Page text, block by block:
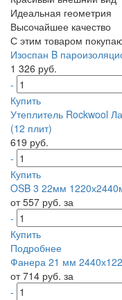
Идеальная геометрия
Высочайшее качество
С этим товаром
Изоспан B
1 326 руб.
-
Купить
Утеплитель Rockwool
(12 плит)
619 руб.
-
Купить
OSB 3 22мм
от 557 руб. за
-
Купить
Подробнее
Фанера 21 мм
от 714 руб. за
-